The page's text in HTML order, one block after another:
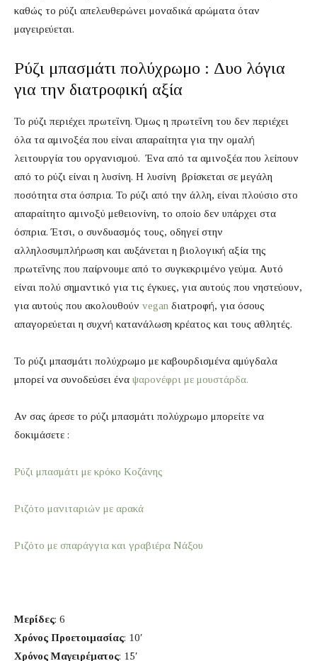
καθώς το ρύζι απελευθερώνει μοναδικά αρώματα όταν
μαγειρεύεται.
Ρύζι μπασμάτι πολύχρωμο : Δυο λόγια
για την διατροφική αξία
Το ρύζι περιέχει πρωτεΐνη. Όμως η πρωτεΐνη του δεν περιέχει
όλα τα αμινοξέα που είναι απαραίτητα για την ομαλή
λειτουργία του οργανισμού. Ένα από τα αμινοξέα που λείπουν
από το ρύζι είναι η λυσίνη. Η λυσίνη βρίσκεται σε μεγάλη
ποσότητα στα όσπρια. Το ρύζι από την άλλη, είναι πλούσιο στο
απαραίτητο αμινοξύ μεθειονίνη, το οποίο δεν υπάρχει στα
όσπρια. Έτσι, ο συνδυασμός τους, οδηγεί στην
αλληλοσυμπλήρωση και αυξάνεται η βιολογική αξία της
πρωτεΐνης που παίρνουμε από το συγκεκριμένο γεύμα. Αυτό
είναι πολύ σημαντικό για τις έγκυες, για αυτούς που νηστεύουν,
για αυτούς που ακολουθούν vegan διατροφή, για όσους
απαγορεύεται η συχνή κατανάλωση κρέατος και τους αθλητές.
Το ρύζι μπασμάτι πολύχρωμο με καβουρδισμένα αμύγδαλα
μπορεί να συνοδεύσει ένα ψαρονέφρι με μουστάρδα.
Αν σας άρεσε το ρύζι μπασμάτι πολύχρωμο μπορείτε να
δοκιμάσετε :
Ρύζι μπασμάτι με κρόκο Κοζάνης
Ριζότο μανιταριών με αρακά
Ριζότο με σπαράγγια και γραβιέρα Νάξου
Μερίδες: 6
Χρόνος Προετοιμασίας: 10′
Χρόνος Μαγειρέματος: 15′